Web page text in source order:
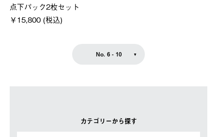
カテゴリーから探す
点下パック2枚セット
￥15,800 (税込)
No. 6 - 10